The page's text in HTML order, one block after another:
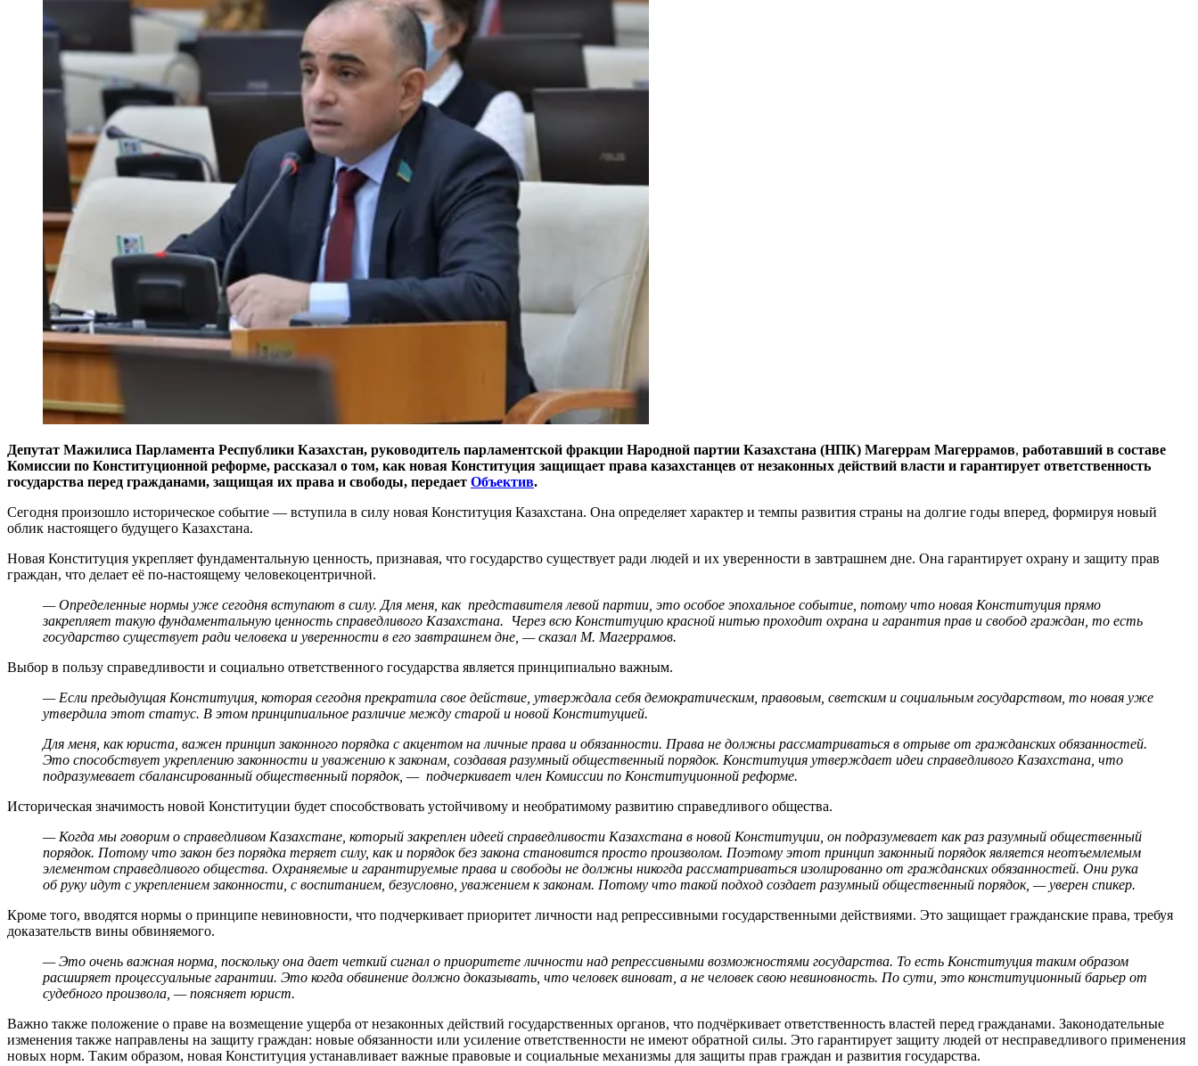
Депутат Мажилиса Парламента Республики Казахстан, руководитель парламентской фракции Народной партии Казахстана (НПК) Магеррам Магеррамов, работавший в составе
Комиссии по Конституционной реформе, рассказал о том, как новая Конституция защищает права казахстанцев от незаконных действий власти и гарантирует ответственность
государства перед гражданами, защищая их права и свободы, передает Объектив.
Сегодня произошло историческое событие — вступила в силу новая Конституция Казахстана. Она определяет характер и темпы развития страны на долгие годы вперед, формируя новый
облик настоящего будущего Казахстана.
Новая Конституция укрепляет фундаментальную ценность, признавая, что государство существует ради людей и их уверенности в завтрашнем дне. Она гарантирует охрану и защиту прав
граждан, что делает её по-настоящему человекоцентричной.
— Определенные нормы уже сегодня вступают в силу. Для меня, как представителя левой партии, это особое эпохальное событие, потому что новая Конституция прямо
закрепляет такую фундаментальную ценность справедливого Казахстана. Через всю Конституцию красной нитью проходит охрана и гарантия прав и свобод граждан, то есть
государство существует ради человека и уверенности в его завтрашнем дне, — сказал М. Магеррамов.
Выбор в пользу справедливости и социально ответственного государства является принципиально важным.
— Если предыдущая Конституция, которая сегодня прекратила свое действие, утверждала себя демократическим, правовым, светским и социальным государством, то новая уже
утвердила этот статус. В этом принципиальное различие между старой и новой Конституцией.
Для меня, как юриста, важен принцип законного порядка с акцентом на личные права и обязанности. Права не должны рассматриваться в отрыве от гражданских обязанностей.
Это способствует укреплению законности и уважению к законам, создавая разумный общественный порядок. Конституция утверждает идеи справедливого Казахстана, что
подразумевает сбалансированный общественный порядок, — подчеркивает член Комиссии по Конституционной реформе.
Историческая значимость новой Конституции будет способствовать устойчивому и необратимому развитию справедливого общества.
— Когда мы говорим о справедливом Казахстане, который закреплен идеей справедливости Казахстана в новой Конституции, он подразумевает как раз разумный общественный
порядок. Потому что закон без порядка теряет силу, как и порядок без закона становится просто произволом. Поэтому этот принцип законный порядок является неотъемлемым
элементом справедливого общества. Охраняемые и гарантируемые права и свободы не должны никогда рассматриваться изолированно от гражданских обязанностей. Они рука
об руку идут с укреплением законности, с воспитанием, безусловно, уважением к законам. Потому что такой подход создает разумный общественный порядок, — уверен спикер.
Кроме того, вводятся нормы о принципе невиновности, что подчеркивает приоритет личности над репрессивными государственными действиями. Это защищает гражданские права, требуя
доказательств вины обвиняемого.
— Это очень важная норма, поскольку она дает четкий сигнал о приоритете личности над репрессивными возможностями государства. То есть Конституция таким образом
расширяет процессуальные гарантии. Это когда обвинение должно доказывать, что человек виноват, а не человек свою невиновность. По сути, это конституционный барьер от
судебного произвола, — поясняет юрист.
Важно также положение о праве на возмещение ущерба от незаконных действий государственных органов, что подчёркивает ответственность властей перед гражданами. Законодательные
изменения также направлены на защиту граждан: новые обязанности или усиление ответственности не имеют обратной силы. Это гарантирует защиту людей от несправедливого применения
новых норм. Таким образом, новая Конституция устанавливает важные правовые и социальные механизмы для защиты прав граждан и развития государства.